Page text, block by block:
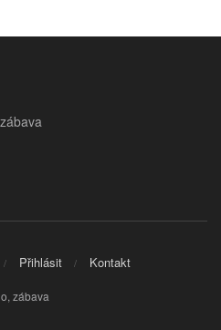
Přihlásit Kontakt
zábava